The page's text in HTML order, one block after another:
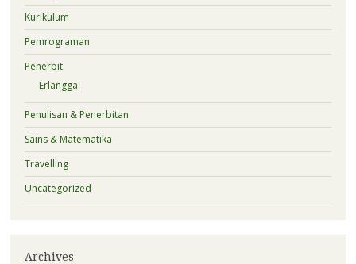
Kurikulum
Pemrograman
Penerbit
Erlangga
Penulisan & Penerbitan
Sains & Matematika
Travelling
Uncategorized
Archives